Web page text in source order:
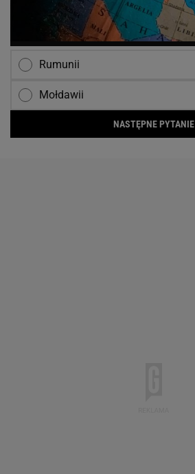
Rumunii
Mołdawii
NASTĘPNE PYTANIE